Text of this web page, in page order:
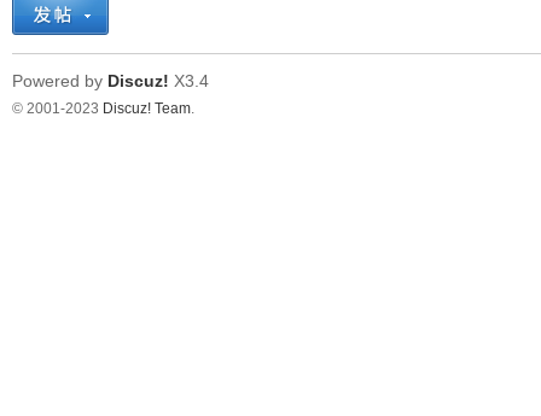
Powered by Discuz! X3.4
© 2001-2023 Discuz! Team.